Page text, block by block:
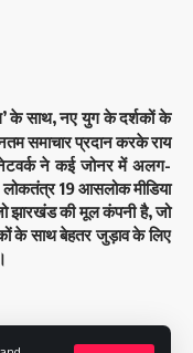
के साथ, नए युग के दर्शकों के
समाचार प्रदान करके राय
ने कई जोनर में अलग-
19 आसलोक मीडिया
झारखंड की मूल कंपनी है, जो
के साथ बेहतर जुड़ाव के लिए